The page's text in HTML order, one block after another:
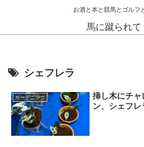
お酒と本と競馬とゴルフ
馬に蹴られて
シェフレラ
ガーデニング
挿し木にチ
ン、シェフ